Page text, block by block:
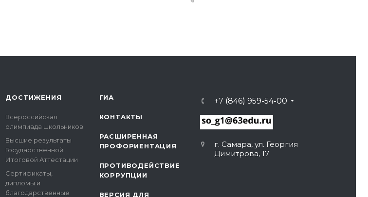
ДОСТИЖЕНИЯ
Всероссийская
олимпиада школьников
Высшие результаты
Государственной
Итоговой Аттестации
Сертификаты,
дипломы и
благодарственные
ГИА
КОНТАКТЫ
РАСШИРЕННАЯ
ПРОФОРИЕНТАЦИЯ
ПРОТИВОДЕЙСТВИЕ
КОРРУПЦИИ
ВЕРСИЯ ДЛЯ
+7 (846) 959-54-00
г. Самара, ул. Георгия
Димитрова, 17